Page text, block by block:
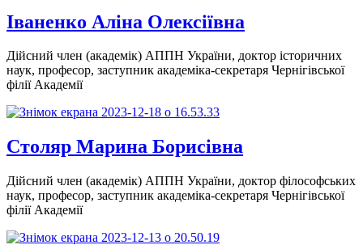
Іваненко Аліна Олексіївна
Дійсний член (академік) АППН України, доктор історичних
наук, професор, заступник академіка-секретаря Чернігівської
філії Академії
Столяр Марина Борисівна
Дійсний член (академік) АППН України, доктор філософських
наук, професор, заступник академіка-секретаря Чернігівської
філії Академії